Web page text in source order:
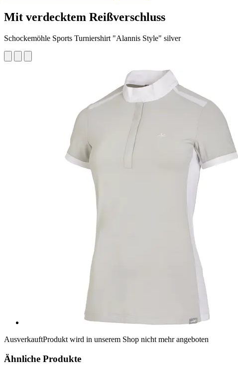
Mit verdecktem Reißverschluss
Schockemöhle Sports Turniershirt "Alannis Style" silver
AusverkauftProdukt wird in unserem Shop nicht mehr angeboten
Ähnliche Produkte